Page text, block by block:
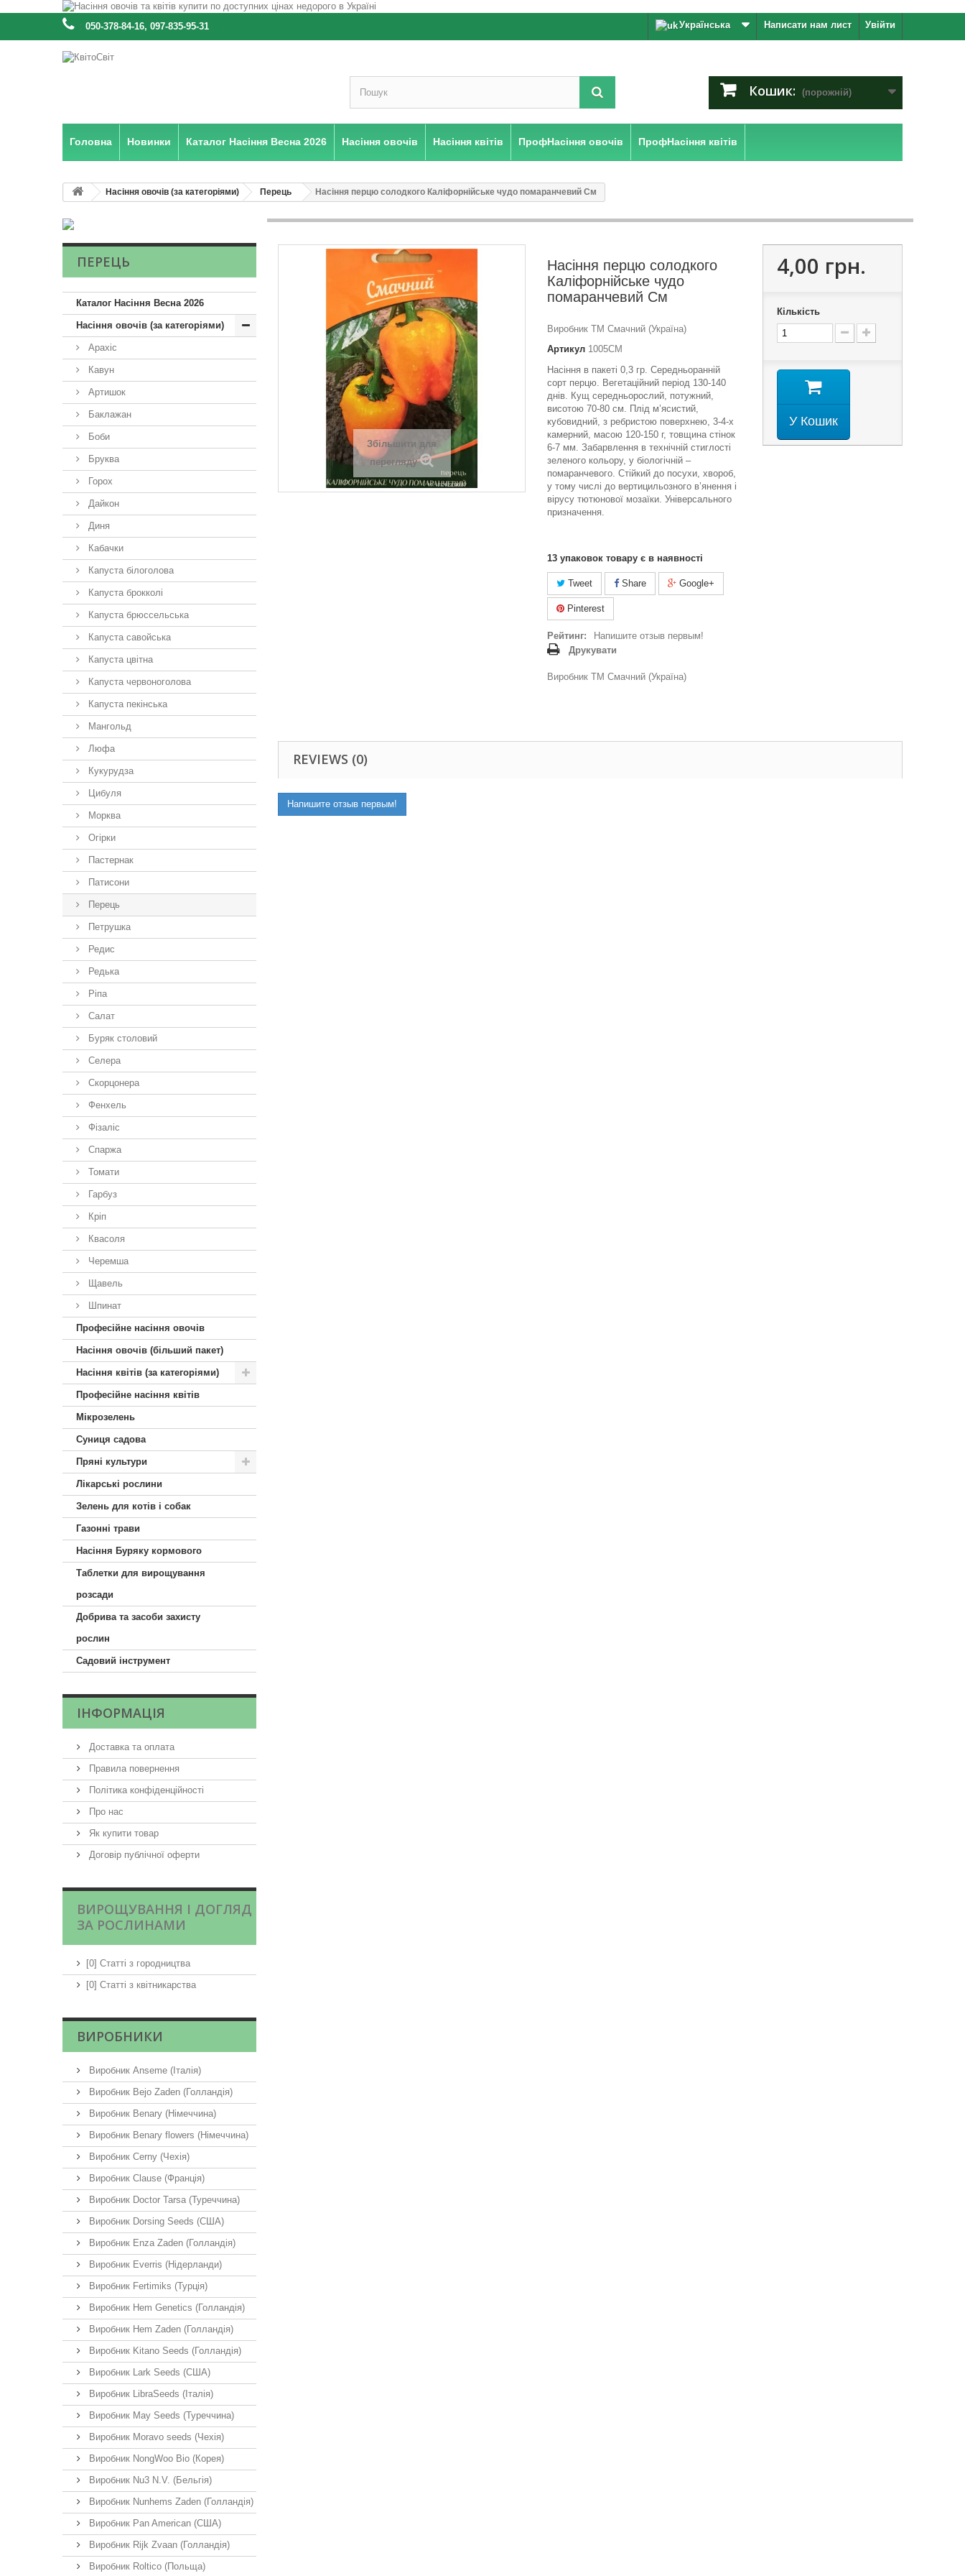
Увійти
Написати нам лист
: 050-378-84-16, 097-835-95-31 Українська
Кошик: (порожній)
Головна Новинки Каталог Насіння Весна 2026 Насіння овочів Насіння квітів ПрофНасіння овочів ПрофНасіння квітів
Насіння овочів (за категоріями) Перець Насіння перцю солодкого Каліфорнійське чудо помаранчевий См
ПЕРЕЦЬ
Каталог Насіння Весна 2026
Насіння овочів (за категоріями)
Арахіс
Кавун
Артишок
Баклажан
Боби
Бруква
Горох
Дайкон
Диня
Кабачки
Капуста білоголова
Капуста брокколі
Капуста брюссельська
Капуста савойська
Капуста цвітна
Капуста червоноголова
Капуста пекінська
Мангольд
Люфа
Кукурудза
Цибуля
Морква
Огірки
Пастернак
Патисони
Перець
Петрушка
Редис
Редька
Ріпа
Салат
Буряк столовий
Селера
Скорцонера
Фенхель
Фізаліс
Спаржа
Томати
Гарбуз
Кріп
Квасоля
Черемша
Щавель
Шпинат
Професійне насіння овочів
Насіння овочів (більший пакет)
Насіння квітів (за категоріями)
Професійне насіння квітів
Мікрозелень
Суниця садова
Пряні культури
Лікарські рослини
Зелень для котів і собак
Газонні трави
Насіння Буряку кормового
Таблетки для вирощування
розсади
Добрива та засоби захисту
рослин
Садовий інструмент
ІНФОРМАЦІЯ
Доставка та оплата
Правила повернення
Політика конфіденційності
Про нас
Як купити товар
Договір публічної оферти
ВИРОЩУВАННЯ І ДОГЛЯД
ЗА РОСЛИНАМИ
[0] Статті з городництва
[0] Статті з квітникарства
ВИРОБНИКИ
Виробник Anseme (Італія)
Виробник Bejo Zaden (Голландія)
Виробник Benary (Німеччина)
Виробник Benary flowers (Німеччина)
Виробник Cerny (Чехія)
Виробник Clause (Франція)
Виробник Doctor Tarsa (Туреччина)
Виробник Dorsing Seeds (США)
Виробник Enza Zaden (Голландія)
Виробник Everris (Нідерланди)
Виробник Fertimiks (Турція)
Виробник Hem Genetics (Голландія)
Виробник Hem Zaden (Голландія)
Виробник Kitano Seeds (Голландія)
Виробник Lark Seeds (США)
Виробник LibraSeeds (Італія)
Виробник May Seeds (Туреччина)
Виробник Moravo seeds (Чехія)
Виробник NongWoo Bio (Корея)
Виробник Nu3 N.V. (Бельгія)
Виробник Nunhems Zaden (Голландія)
Виробник Pan American (США)
Виробник Rijk Zvaan (Голландія)
Виробник Roltico (Польща)
Збільшити для
перегляду
Насіння перцю солодкого
Каліфорнійське чудо
помаранчевий См
Виробник ТМ Смачний (Україна)
Артикул 1005СМ
Насіння в пакеті 0,3 гр. Середньоранній
сорт перцю. Вегетаційний період 130-140
днів. Кущ середньорослий, потужний,
висотою 70-80 см. Плід м’ясистий,
кубовидний, з ребристою поверхнею, 3-4-х
камерний, масою 120-150 г, товщина стінок
6-7 мм. Забарвлення в технічній стиглості
зеленого кольору, у біологічній –
помаранчевого. Стійкий до посухи, хвороб,
у тому числі до вертицильозного в’янення і
вірусу тютюнової мозаїки. Універсального
призначення.
13 упаковок товару є в наявності
Tweet Share Google+
Pinterest
Рейтинг:
Напишите отзыв первым!
Друкувати
Виробник ТМ Смачний (Україна)
4,00 грн.
Кількість
У Кошик
REVIEWS (0)
Напишите отзыв первым!